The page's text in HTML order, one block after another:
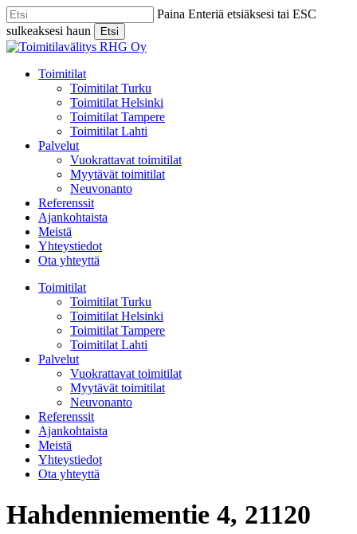
Skip
to
main
content
Paina Enteriä etsiäksesi tai ESC
sulkeaksesi haun
Etsi
Close
Menu
Toimitilat
Toimitilat Turku
Toimitilat Helsinki
Toimitilat Tampere
Toimitilat Lahti
Palvelut
Vuokrattavat toimitilat
Myytävät toimitilat
Neuvonanto
Referenssit
Ajankohtaista
Meistä
Yhteystiedot
Ota yhteyttä
Toimitilat
Toimitilat Turku
Toimitilat Helsinki
Toimitilat Tampere
Toimitilat Lahti
Palvelut
Vuokrattavat toimitilat
Myytävät toimitilat
Neuvonanto
Referenssit
Ajankohtaista
Meistä
Yhteystiedot
Ota yhteyttä
Hahdenniementie 4, 21120